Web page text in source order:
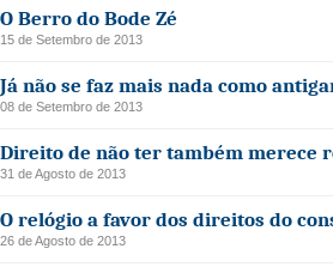
O Berro do Bode Zé
15 de Setembro de 2013
Já não se faz mais nada como
08 de Setembro de 2013
Direito de não ter também merece
31 de Agosto de 2013
O relógio a favor dos direitos do
26 de Agosto de 2013